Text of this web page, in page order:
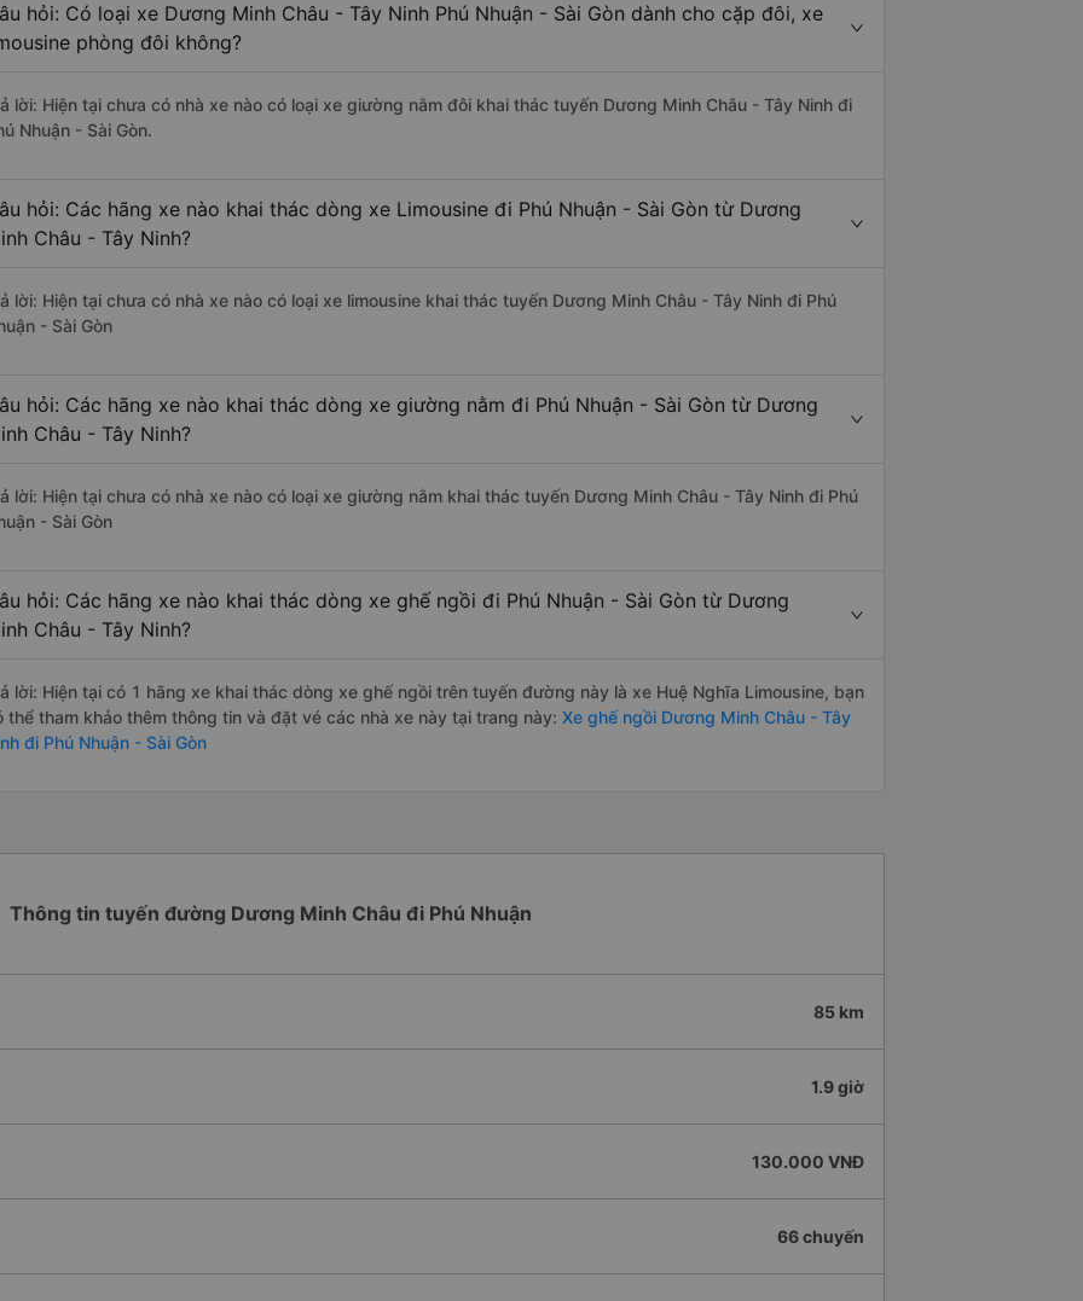
hỏi: Có loại xe Dương Minh Châu - Tây Ninh Phú Nhuận - Sài Gòn dành cho cặp đôi, xe
phòng đôi không?
lời: Hiện tại chưa có nhà xe nào có loại xe giường nằm đôi khai thác tuyến Dương Minh Châu - Tây Ninh đi
Nhuận - Sài Gòn.
hỏi: Các hãng xe nào khai thác dòng xe Limousine đi Phú Nhuận - Sài Gòn từ Dương
Châu - Tây Ninh?
lời: Hiện tại chưa có nhà xe nào có loại xe limousine khai thác tuyến Dương Minh Châu - Tây Ninh đi Phú
- Sài Gòn
hỏi: Các hãng xe nào khai thác dòng xe giường nằm đi Phú Nhuận - Sài Gòn từ Dương
Châu - Tây Ninh?
lời: Hiện tại chưa có nhà xe nào có loại xe giường nằm khai thác tuyến Dương Minh Châu - Tây Ninh đi Phú
- Sài Gòn
hỏi: Các hãng xe nào khai thác dòng xe ghế ngồi đi Phú Nhuận - Sài Gòn từ Dương
Châu - Tây Ninh?
lời: Hiện tại có 1 hãng xe khai thác dòng xe ghế ngồi trên tuyến đường này là xe Huệ Nghĩa Limousine, bạn
thể tham khảo thêm thông tin và đặt vé các nhà xe này tại trang này: Xe ghế ngồi Dương Minh Châu - Tây
đi Phú Nhuận - Sài Gòn
Thông tin tuyến đường Dương Minh Châu đi Phú Nhuận
85 km
1.9 giờ
130.000 VNĐ
66 chuyến